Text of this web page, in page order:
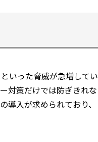
いった脅威が急増してい
対策だけでは防ぎきれな
導入が求められており、